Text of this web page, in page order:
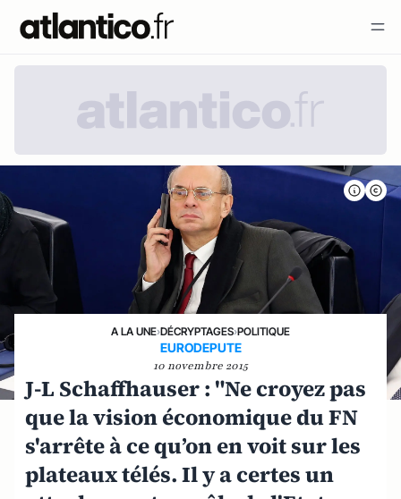
A LA UNE›DÉCRYPTAGES›POLITIQUE
EURODEPUTE
10 novembre 2015
J-L Schaffhauser : "Ne croyez pas
que la vision économique du FN
s'arrête à ce qu’on en voit sur les
plateaux télés. Il y a certes un